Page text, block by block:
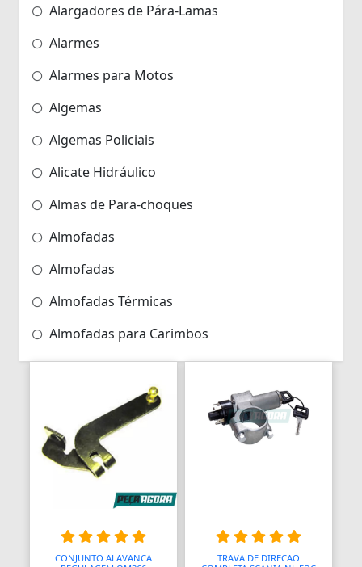
Alargadores de Pára-Lamas
Alarmes
Alarmes para Motos
Algemas
Algemas Policiais
Alicate Hidráulico
Almas de Para-choques
Almofadas
Almofadas
Almofadas Térmicas
Almofadas para Carimbos
Alças
Alças para Banheiro
Amperímetros
Amplificadores
Andadores
Aneis para Microblading
CONJUNTO ALAVANCA
TRAVA DE DIRECAO